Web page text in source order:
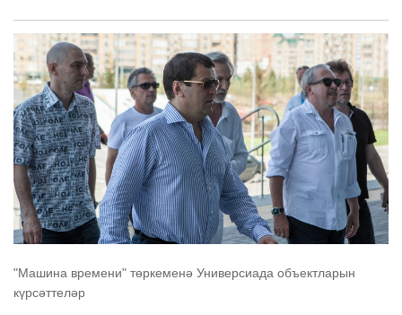
"Машина времени" төркеменә Универсиада объектларын
күрсәттеләр